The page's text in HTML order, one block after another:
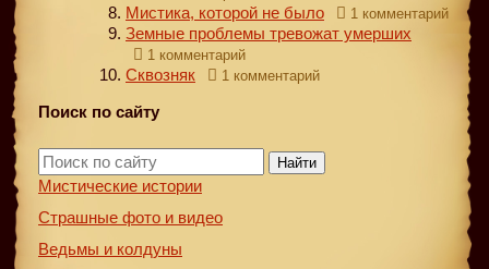
Мистика, которой не было 1 комментарий
Земные проблемы тревожат умерших
1 комментарий
Сквозняк 1 комментарий
Поиск по сайту
Найти
Мистические истории
Страшные фото и видео
Ведьмы и колдуны